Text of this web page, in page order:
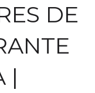
DE
|